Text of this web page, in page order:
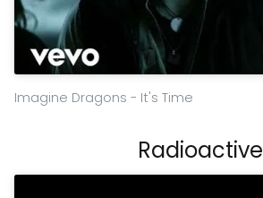
Imagine Dragons - It's Time
Radioactive